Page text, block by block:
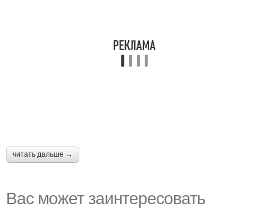
читать дальше →
Вас может заинтересовать